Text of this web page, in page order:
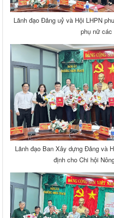
Lãnh đạo Đảng uỷ và Hội LHPN
phụ nữ các
Lãnh đạo Ban Xây dựng Đảng và
định cho Chi hội